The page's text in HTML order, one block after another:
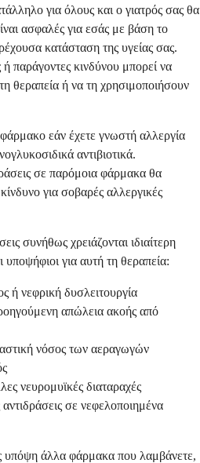
για όλους και ο γιατρός σας θα
ασφαλές για εσάς με βάση το
κατάσταση της υγείας σας.
παράγοντες κινδύνου μπορεί να
θεραπεία ή να τη χρησιμοποιήσουν
εάν έχετε γνωστή αλλεργία
αντιβιοτικά.
σε παρόμοια φάρμακα θα
για σοβαρές αλλεργικές
συνήθως χρειάζονται ιδιαίτερη
για αυτή τη θεραπεία:
ή νεφρική δυσλειτουργία
απώλεια ακοής από
νόσος των αεραγωγών
νευρομυϊκές διαταραχές
σε νεφελοποιημένα
υπόψη άλλα φάρμακα που λαμβάνετε,